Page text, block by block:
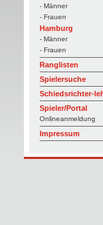
- Männer
- Frauen
Hamburg
- Männer
- Frauen
Ranglisten
Spielersuche
Schiedsrichter-
Spieler/Portal
Onlineanmeldung
Impressum